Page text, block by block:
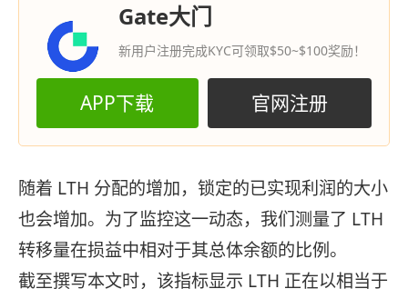
Gate大门
新用户注册完成KYC可领取$50~$100奖励！
APP下载 官网注册
随着 LTH 分配的增加，锁定的已实现利润的大小
也会增加。为了监控这一动态，我们测量了 LTH
转移量在损益中相对于其总体余额的比例。
截至撰写本文时，该指标显示 LTH 正在以相当于